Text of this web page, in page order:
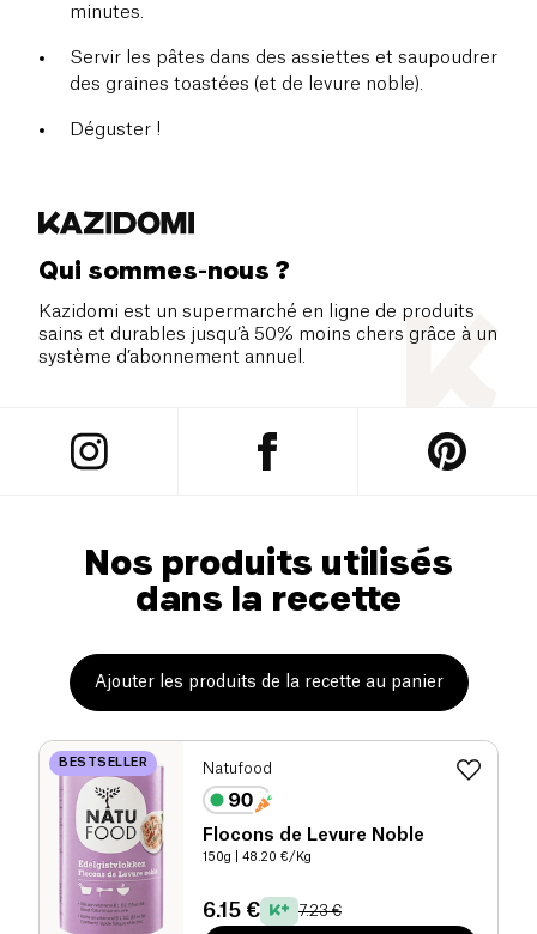
minutes.
Servir les pâtes dans des assiettes et saupoudrer
des graines toastées (et de levure noble).
Déguster !
Qui sommes-nous ?
Kazidomi est un supermarché en ligne de produits
sains et durables jusqu’à 50% moins chers grâce à un
système d’abonnement annuel.
Nos produits utilisés
dans la recette
Ajouter les produits de la recette au panier
BESTSELLER Natufood
Flocons de Levure Noble
150g | 48.20 €/Kg
6.15 € 7.23 €